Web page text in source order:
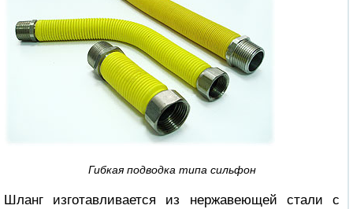
Гибкая подводка типа сильфон
Шланг изготавливается из нержавеющей стали с